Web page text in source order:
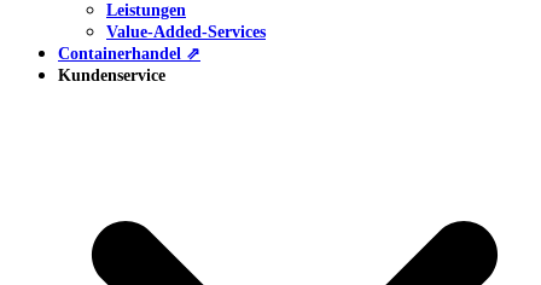
Leistungen
Value-Added-Services
Containerhandel ⇗
Kundenservice